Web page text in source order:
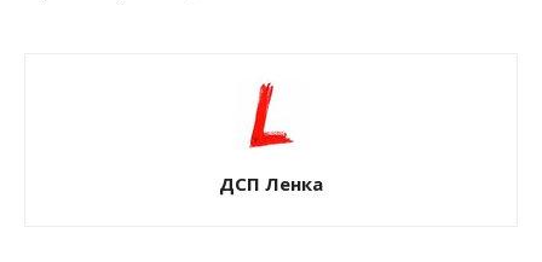
ДСП Ленка